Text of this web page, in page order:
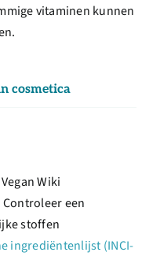
vitaminen kunnen
cosmetica
Wiki
Controleer een
stoffen
ingrediëntenlijst (INCI-